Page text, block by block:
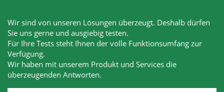
Wir sind von unseren Lösungen überzeugt. Deshalb dürfen
Sie uns gerne und ausgiebig testen.
Für Ihre Tests steht Ihnen der volle Funktionsumfang zur
Verfügung.
Wir haben mit unserem Produkt und Services die
überzeugenden Antworten.